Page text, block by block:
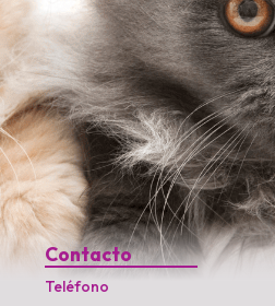
Contacto
Teléfono